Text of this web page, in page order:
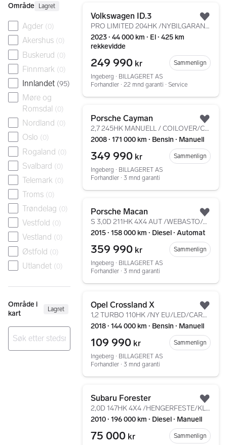
Område Lagret
Agder (0)
Akershus (0)
Buskerud (0)
Finnmark (0)
Innlandet (95)
Møre og
Romsdal (0)
Nordland (0)
Oslo (0)
Rogaland (0)
Svalbard (0)
Telemark (0)
Troms (0)
Trøndelag (0)
Vestfold (0)
Vestland (0)
Østfold (0)
Utlandet (0)
Område i
kart
Lagret
Volkswagen ID.3
PRO LIMITED 204HK /NYBILGARANTI/ACC/KAMERA/NAVI/DAB/+++
2023 ∙ 44 000 km ∙ El ∙ 425 km
rekkevidde
249 990 kr
Sammenlign
Ingeberg ∙ BILLAGERET AS
Forhandler ∙ 22 mnd garanti ∙ Service
Porsche Cayman
2,7 245HK MANUELL / COILOVER/CRUISE/DAB+/CARPLAY/19"
2008 ∙ 171 000 km ∙ Bensin ∙ Manuell
349 990 kr
Sammenlign
Ingeberg ∙ BILLAGERET AS
Forhandler ∙ 3 mnd garanti
Porsche Macan
S 3,0D 211HK 4X4 AUT /WEBASTO/ACC/PANO/BOSE/KROK/DAB+
2015 ∙ 158 000 km ∙ Diesel ∙ Automat
359 990 kr
Sammenlign
Ingeberg ∙ BILLAGERET AS
Forhandler ∙ 3 mnd garanti
Opel Crossland X
1,2 TURBO 110HK /NY EU/LED/CARPLAY/KLIMA/CRUISE/PDC/++
2018 ∙ 144 000 km ∙ Bensin ∙ Manuell
109 990 kr
Sammenlign
Ingeberg ∙ BILLAGERET AS
Forhandler ∙ 3 mnd garanti
Subaru Forester
2,0D 147HK 4X4 /HENGERFESTE/KLIMA/MULTIMEDIA
2010 ∙ 196 000 km ∙ Diesel ∙ Manuell
75 000 kr
Sammenlign